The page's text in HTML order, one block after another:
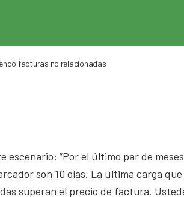
facturas no relacionadas
escenario: “Por el último par de
son 10 días. La última carga
superan el precio de factura.